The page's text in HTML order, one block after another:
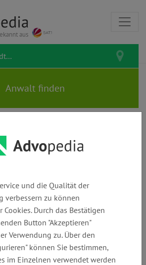
aus
|
E-Mail:
anwalt@kanzlei
-devrim.de
www.kanzlei-
devrim.de
und die Qualität der
verbessern zu können
Durch das Bestätigen
Button "Akzeptieren"
Verwendung zu. Über den
können Sie bestimmen,
im Einzelnen verwendet werden